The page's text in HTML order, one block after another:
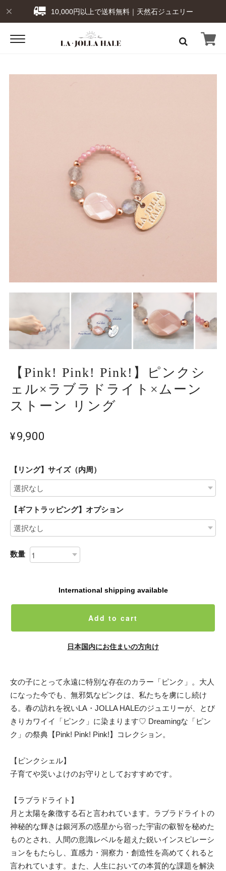
10,000円以上で送料無料｜天然石ジュエリー
【Pink! Pink! Pink!】ピンクシ
ェル×ラブラドライト×ムーン
ストーン リング
¥9,900
【リング】サイズ（内周）
【ギフトラッピング】オプション
数量
International shipping available
Add to cart
日本国内にお住まいの方向け
女の子にとって永遠に特別な存在のカラー「ピンク」。大人
になった今でも、無邪気なピンクは、私たちを虜にし続け
る。春の訪れを祝いLA・JOLLA HALEのジュエリーが、とび
きりカワイイ「ピンク」に染まります♡ Dreamingな「ピン
ク」の祭典【Pink! Pink! Pink!】コレクション。
【ピンクシェル】
子育てや災いよけのお守りとしておすすめです。
【ラブラドライト】
月と太陽を象徴する石と言われています。ラブラドライトの
神秘的な輝きは銀河系の惑星から宿った宇宙の叡智を秘めた
ものとされ、人間の意識レベルを超えた鋭いインスピレーシ
ョンをもたらし、直感力・洞察力・創造性を高めてくれると
言われています。また、人生においての本質的な課題を解決